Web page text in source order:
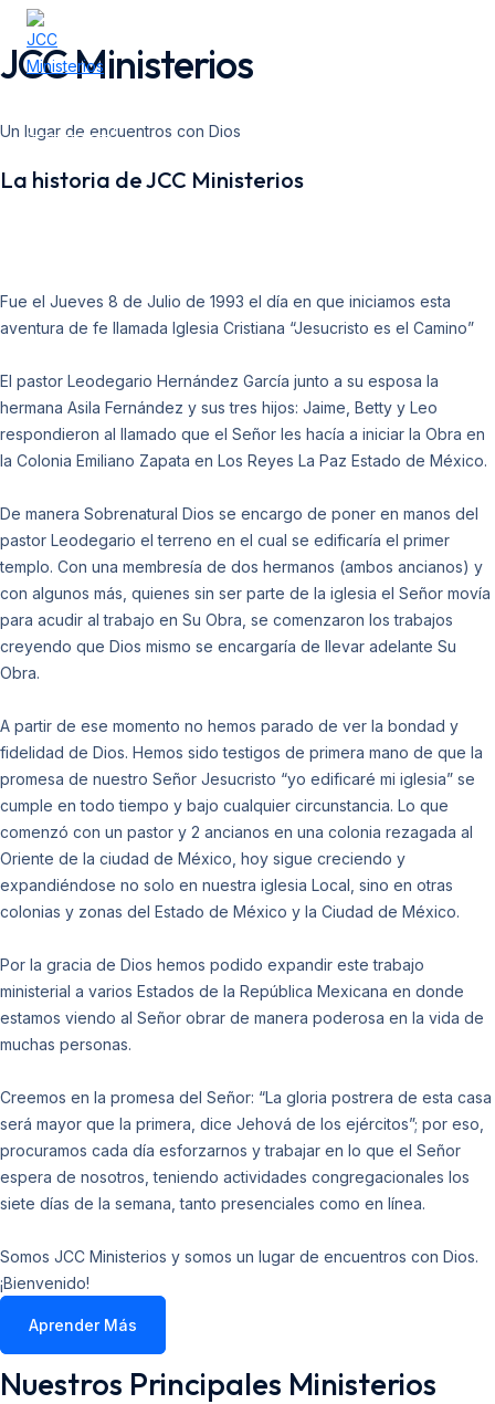
contenido
Menu
JCC Ministerios
Un lugar de encuentros con Dios
La historia de JCC Ministerios
Fue el Jueves 8 de Julio de 1993 el día en que iniciamos esta
aventura de fe llamada Iglesia Cristiana “Jesucristo es el Camino”
El pastor Leodegario Hernández García junto a su esposa la
hermana Asila Fernández y sus tres hijos: Jaime, Betty y Leo
respondieron al llamado que el Señor les hacía a iniciar la Obra en
la Colonia Emiliano Zapata en Los Reyes La Paz Estado de México.
De manera Sobrenatural Dios se encargo de poner en manos del
pastor Leodegario el terreno en el cual se edificaría el primer
templo. Con una membresía de dos hermanos (ambos ancianos) y
con algunos más, quienes sin ser parte de la iglesia el Señor movía
para acudir al trabajo en Su Obra, se comenzaron los trabajos
creyendo que Dios mismo se encargaría de llevar adelante Su
Obra.
A partir de ese momento no hemos parado de ver la bondad y
fidelidad de Dios. Hemos sido testigos de primera mano de que la
promesa de nuestro Señor Jesucristo “yo edificaré mi iglesia” se
cumple en todo tiempo y bajo cualquier circunstancia. Lo que
comenzó con un pastor y 2 ancianos en una colonia rezagada al
Oriente de la ciudad de México, hoy sigue creciendo y
expandiéndose no solo en nuestra iglesia Local, sino en otras
colonias y zonas del Estado de México y la Ciudad de México.
Por la gracia de Dios hemos podido expandir este trabajo
ministerial a varios Estados de la República Mexicana en donde
estamos viendo al Señor obrar de manera poderosa en la vida de
muchas personas.
Creemos en la promesa del Señor: “La gloria postrera de esta casa
será mayor que la primera, dice Jehová de los ejércitos”; por eso,
procuramos cada día esforzarnos y trabajar en lo que el Señor
espera de nosotros, teniendo actividades congregacionales los
siete días de la semana, tanto presenciales como en línea.
Somos JCC Ministerios y somos un lugar de encuentros con Dios.
¡Bienvenido!
Aprender Más
Nuestros Principales Ministerios